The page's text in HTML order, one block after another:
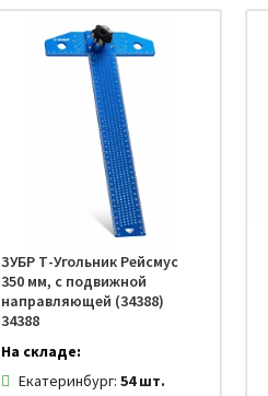
ЗУБР Т-Угольник Рейсмус
350 мм, с подвижной
направляющей (34388)
34388
На складе:
Екатеринбург: 54 шт.